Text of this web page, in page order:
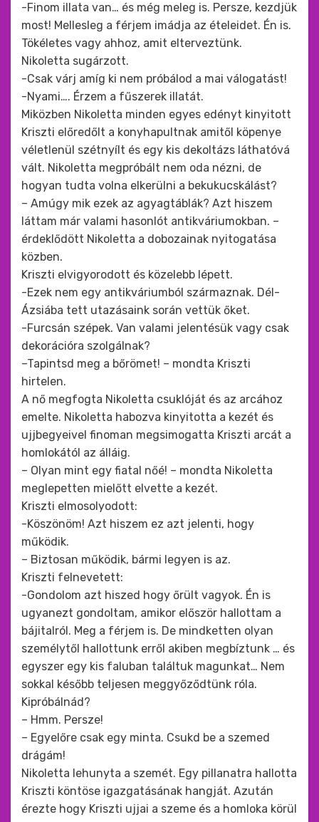
-Finom illata van… és még meleg is. Persze, kezdjük
most! Mellesleg a férjem imádja az ételeidet. Én is.
Tökéletes vagy ahhoz, amit elterveztünk.
Nikoletta sugárzott.
-Csak várj amíg ki nem próbálod a mai válogatást!
-Nyami…. Érzem a fűszerek illatát.
Miközben Nikoletta minden egyes edényt kinyitott
Kriszti előredőlt a konyhapultnak amitől köpenye
véletlenül szétnyílt és egy kis dekoltázs láthatóvá
vált. Nikoletta megpróbált nem oda nézni, de
hogyan tudta volna elkerülni a bekukucskálást?
– Amúgy mik ezek az agyagtáblák? Azt hiszem
láttam már valami hasonlót antikváriumokban. –
érdeklődött Nikoletta a dobozainak nyitogatása
közben.
Kriszti elvigyorodott és közelebb lépett.
-Ezek nem egy antikváriumból származnak. Dél-
Ázsiába tett utazásaink során vettük őket.
-Furcsán szépek. Van valami jelentésük vagy csak
dekorációra szolgálnak?
–Tapintsd meg a bőrömet! – mondta Kriszti
hirtelen.
A nő megfogta Nikoletta csuklóját és az arcához
emelte. Nikoletta habozva kinyitotta a kezét és
ujjbegyeivel finoman megsimogatta Kriszti arcát a
homlokától az álláig.
– Olyan mint egy fiatal nőé! – mondta Nikoletta
meglepetten mielőtt elvette a kezét.
Kriszti elmosolyodott:
-Köszönöm! Azt hiszem ez azt jelenti, hogy
működik.
– Biztosan működik, bármi legyen is az.
Kriszti felnevetett:
-Gondolom azt hiszed hogy őrült vagyok. Én is
ugyanezt gondoltam, amikor először hallottam a
bájitalról. Meg a férjem is. De mindketten olyan
személytől hallottunk erről akiben megbíztunk … és
egyszer egy kis faluban találtuk magunkat… Nem
sokkal később teljesen meggyőződtünk róla.
Kipróbálnád?
– Hmm. Persze!
– Egyelőre csak egy minta. Csukd be a szemed
drágám!
Nikoletta lehunyta a szemét. Egy pillanatra hallotta
Kriszti köntöse igazgatásának hangját. Azután
érezte hogy Kriszti ujjai a szeme és a homloka körül